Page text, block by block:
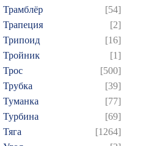
Трамблёр
[54]
Трапеция
[2]
Трипоид
[16]
Тройник
[1]
Трос
[500]
Трубка
[39]
Туманка
[77]
Турбина
[69]
Тяга
[1264]